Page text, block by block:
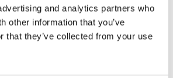
and analytics partners who
other information that you’ve
that they’ve collected from your use